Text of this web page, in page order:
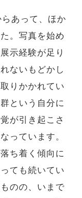
あって、ほか
。写真を始め
示経験が足り
ないもどかし
りかかれてい
という自分に
が引き起こさ
っています。
ち着く傾向に
ても続いてい
のの、いまで